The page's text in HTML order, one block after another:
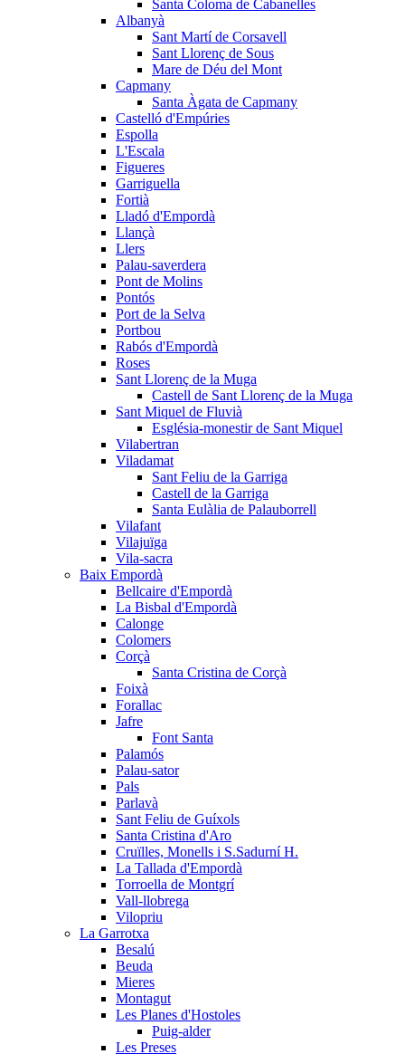
Santa Coloma de Cabanelles
Albanyà
Sant Martí de Corsavell
Sant Llorenç de Sous
Mare de Déu del Mont
Capmany
Santa Àgata de Capmany
Castelló d'Empúries
Espolla
L'Escala
Figueres
Garriguella
Fortià
Lladó d'Empordà
Llançà
Llers
Palau-saverdera
Pont de Molins
Pontós
Port de la Selva
Portbou
Rabós d'Empordà
Roses
Sant Llorenç de la Muga
Castell de Sant Llorenç de la Muga
Sant Miquel de Fluvià
Església-monestir de Sant Miquel
Vilabertran
Viladamat
Sant Feliu de la Garriga
Castell de la Garriga
Santa Eulàlia de Palauborrell
Vilafant
Vilajuïga
Vila-sacra
Baix Empordà
Bellcaire d'Empordà
La Bisbal d'Empordà
Calonge
Colomers
Corçà
Santa Cristina de Corçà
Foixà
Forallac
Jafre
Font Santa
Palamós
Palau-sator
Pals
Parlavà
Sant Feliu de Guíxols
Santa Cristina d'Aro
Cruïlles, Monells i S.Sadurní H.
La Tallada d'Empordà
Torroella de Montgrí
Vall-llobrega
Vilopriu
La Garrotxa
Besalú
Beuda
Mieres
Montagut
Les Planes d'Hostoles
Puig-alder
Les Preses